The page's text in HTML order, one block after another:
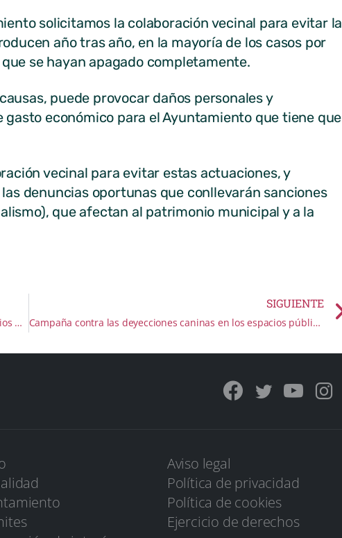
solicitamos la colaboración vecinal para evitar la
año tras año, en la mayoría de los casos por
se hayan apagado completamente.
puede provocar daños personales y
económico para el Ayuntamiento que tiene que
vecinal para evitar estas actuaciones, y
denuncias oportunas que conllevarán sanciones
que afectan al patrimonio municipal y a la
Pliegos de Prescripciones Técnicas y Administrativas Servicios de Colaboración en la Gestión Tributaria y Recaudatoria del Ayuntamiento de Miraflores de la Sierra
SIGUIENTE
Campaña contra las deyecciones caninas en los espacios públicos
Aviso legal
Política de privacidad
Política de cookies
Ejercicio de derechos